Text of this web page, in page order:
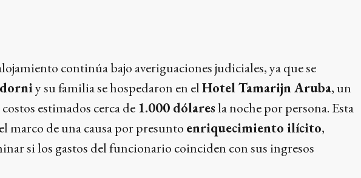
continúa bajo averiguaciones judiciales, ya que se
y su familia se hospedaron en elHotel Tamarijn Aruba, un
estimados cerca de 1.000 dólaresla noche por persona. Esta
marco de una causa por presunto enriquecimiento ilícito,
si los gastos del funcionario coinciden con sus ingresos